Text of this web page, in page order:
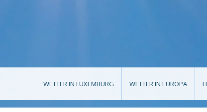
WETTER IN LUXEMBURG WETTER IN EUROPA